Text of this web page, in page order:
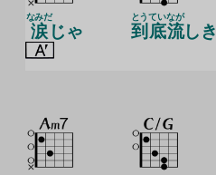
涙
なみだ
じゃ 到
とう
底
てい
流
なが
しき